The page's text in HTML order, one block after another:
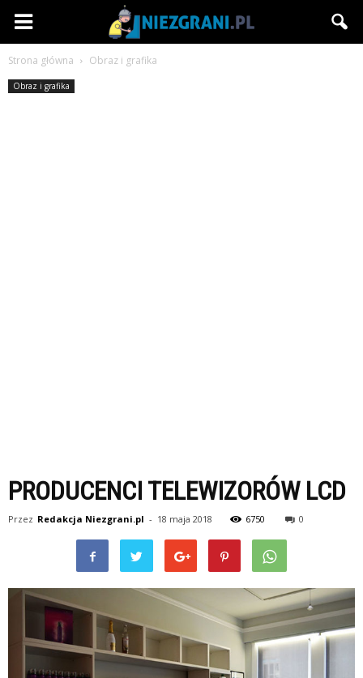
Niezgrani.pl
Strona główna Obraz i grafika
Obraz i grafika
PRODUCENCI TELEWIZORÓW LCD
Przez Redakcja Niezgrani.pl - 18 maja 2018 6750 0